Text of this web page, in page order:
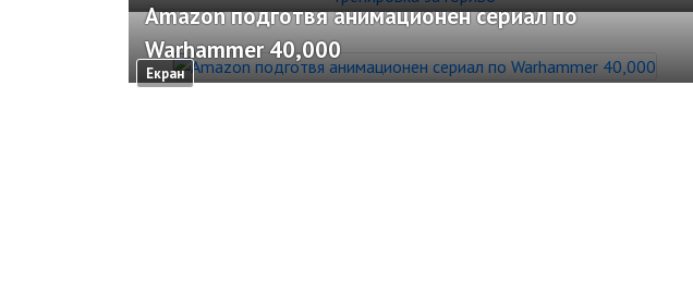
Екран
Amazon подготвя анимационен сериал по
Warhammer 40,000